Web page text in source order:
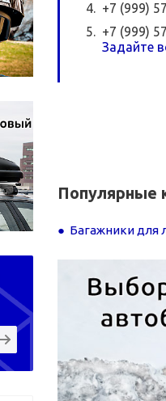
+7 (999)
+7 (999)
Задайте
Популярные
Багажники для